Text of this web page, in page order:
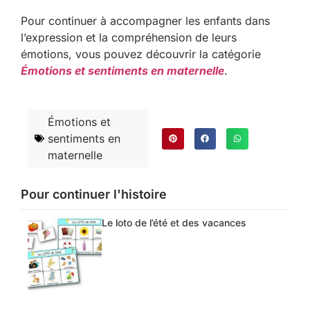
Pour continuer à accompagner les enfants dans
l’expression et la compréhension de leurs
émotions, vous pouvez découvrir la catégorie
Émotions et sentiments en maternelle.
Émotions et
sentiments en
maternelle
Pour continuer l'histoire
Le loto de l’été et des vacances